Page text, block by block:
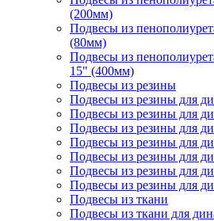
(200мм)
Подвесы из
(80мм)
Подвесы из
15" (400мм)
Подвесы из резины
Подвесы из резины для
Подвесы из резины для
Подвесы из резины для
Подвесы из резины для
Подвесы из резины для
Подвесы из резины для
Подвесы из резины для
Подвесы из ткани
Подвесы из ткани для